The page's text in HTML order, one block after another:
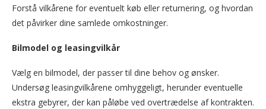
Forstå vilkårene for eventuelt køb eller returnering, og hvordan
det påvirker dine samlede omkostninger.
Bilmodel og leasingvilkår
Vælg en bilmodel, der passer til dine behov og ønsker.
Undersøg leasingvilkårene omhyggeligt, herunder eventuelle
ekstra gebyrer, der kan påløbe ved overtrædelse af kontrakten.